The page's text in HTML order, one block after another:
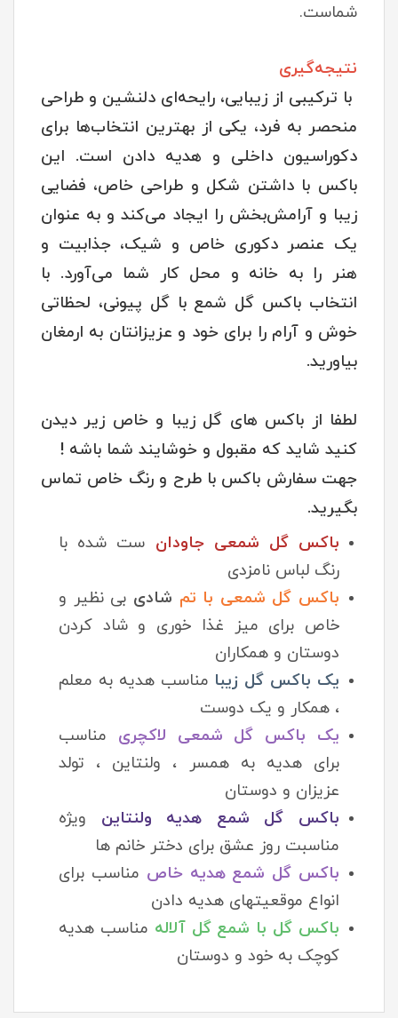
شماست.
نتیجه‌گیری
با ترکیبی از زیبایی، رایحه‌ای دلنشین و طراحی
منحصر به فرد، یکی از بهترین انتخاب‌ها برای
دکوراسیون داخلی و هدیه دادن است. این
باکس با داشتن شکل و طراحی خاص، فضایی
زیبا و آرامش‌بخش را ایجاد می‌کند و به عنوان
یک عنصر دکوری خاص و شیک، جذابیت و
هنر را به خانه و محل کار شما می‌آورد. با
انتخاب باکس گل شمع با گل پیونی، لحظاتی
خوش و آرام را برای خود و عزیزانتان به ارمغان
بیاورید.
لطفا از باکس های گل زیبا و خاص زیر دیدن
کنید شاید که مقبول و خوشایند شما باشه !
جهت سفارش باکس با طرح و رنگ خاص تماس
بگیرید.
باکس گل شمعی جاودان ست شده با
رنگ لباس نامزدی
باکس گل شمعی با تم شادی بی نظیر و
خاص برای میز غذا خوری و شاد کردن
دوستان و همکاران
یک باکس گل زیبا مناسب هدیه به معلم
، همکار و یک دوست
یک باکس گل شمعی لاکچری مناسب
برای هدیه به همسر ، ولنتاین ، تولد
عزیزان و دوستان
باکس گل شمع هدیه ولنتاین ویژه
مناسبت روز عشق برای دختر خانم ها
باکس گل شمع هدیه خاص مناسب برای
انواع موقعیتهای هدیه دادن
باکس گل با شمع گل آلاله مناسب هدیه
کوچک به خود و دوستان